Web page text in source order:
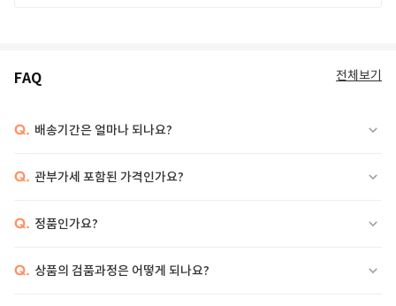
FAQ 전체보기
Q. 배송기간은 얼마나 되나요?
Q. 관부가세 포함된 가격인가요?
Q. 정품인가요?
Q. 상품의 검품과정은 어떻게 되나요?